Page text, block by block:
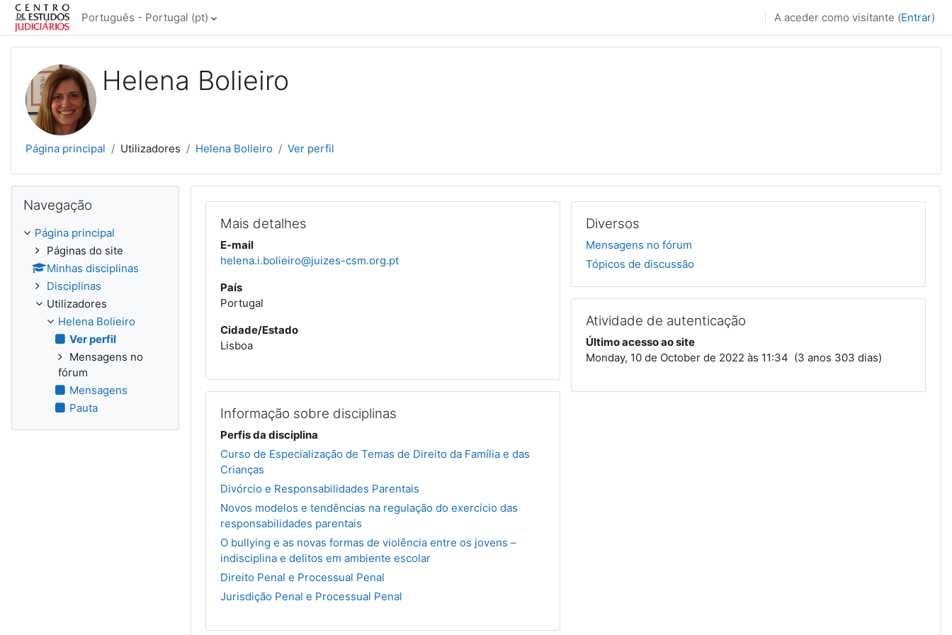
Ir para o conteúdo principal
Português - Portugal ‎(pt)‎ A aceder como visitante (Entrar)
Helena Bolieiro
Página principal Utilizadores Helena Bolieiro Ver perfil
Mais detalhes
E-mail
helena.i.bolieiro@juizes-csm.org.pt
País
Portugal
Cidade/Estado
Lisboa
Informação sobre disciplinas
Perfis da disciplina
Curso de Especialização de Temas de Direito da Família e das
Crianças
Divórcio e Responsabilidades Parentais
Novos modelos e tendências na regulação do exercício das
responsabilidades parentais
O bullying e as novas formas de violência entre os jovens –
indisciplina e delitos em ambiente escolar
Direito Penal e Processual Penal
Jurisdição Penal e Processual Penal
Diversos
Mensagens no fórum
Tópicos de discussão
Atividade de autenticação
Último acesso ao site
Monday, 10 de October de 2022 às 11:34 (3 anos 303 dias)
Navegação
Página principal
Páginas do site
Minhas disciplinas
Disciplinas
Utilizadores
Helena Bolieiro
Ver perfil
Mensagens no
fórum
Mensagens
Pauta